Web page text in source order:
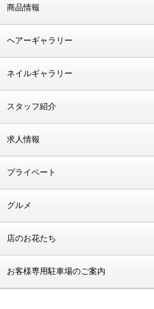
商品情報
ヘアーギャラリー
ネイルギャラリー
スタッフ紹介
求人情報
プライベート
グルメ
店のお花たち
お客様専用駐車場のご案内